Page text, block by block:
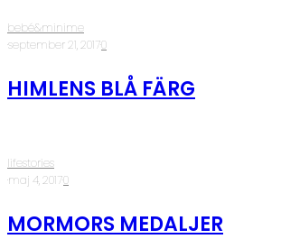
bebé&minime
·september 21, 2017·0
HIMLENS BLÅ FÄRG
lifestories
·maj 4, 2017·0
MORMORS MEDALJER